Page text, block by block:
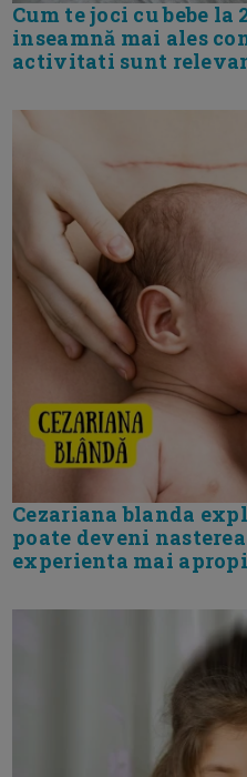
Cum te joci cu bebe
inseamnă mai ales
activitati sunt
Cezariana blanda
poate deveni
experienta mai